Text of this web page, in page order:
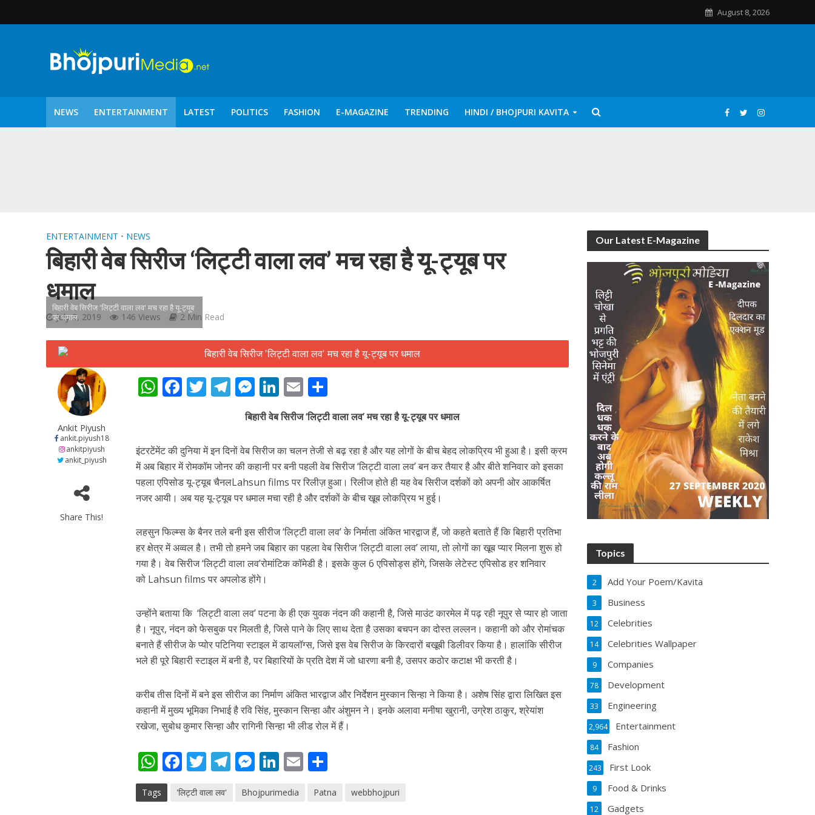
August 8, 2026
NEWS ENTERTAINMENT LATEST POLITICS FASHION E-MAGAZINE TRENDING HINDI / BHOJPURI KAVITA
शिवानी सिंह का नया बोलबम गीत तोहरे के मांगिला जानु हुआ रिलीज, दर्शकों का मिल रहा भरपूर प्यार
ENTERTAINMENT • NEWS
बिहारी वेब सिरीज ‘लिट्टी वाला लव’ मच रहा है यू-ट्यूब पर
धमाल
July 2, 2019 146 Views 2 Min Read
बिहारी वेब सिरीज 'लिट्टी वाला लव' मच रहा है यू-ट्यूब
पर धमाल
Ankit Piyush
ankit.piyush18
ankitpiyush
ankit_piyush
Share This!
W
s
A
p
p
F
b
o
o
k
T
er
T
el
gr
a
m
M
e
ss
e
n
g
er
Li
n
k
e
dI
n
E
m
ai
l
h
ar
e
बिहारी वेब सिरीज ‘लिट्टी वाला लव’ मच रहा है यू-ट्यूब पर धमाल
इंटरटेंमेंट की दुनिया में इन दिनों वेब सिरीज का चलन तेजी से बढ़ रहा है और यह लोगों के बीच बेहद लोकप्रिय भी हुआ है। इसी क्रम
में अब बिहार में रोमकॉम जोनर की कहानी पर बनी पहली वेब सिरीज ‘लिट्टी वाला लव’ बन कर तैयार है और बीते शनिवार को इसका
पहला एपिसोड यू-ट्यूब चैनलLahsun films पर रिलीज़ हुआ। रिलीज होते ही यह वेब सिरीज दर्शकों को अपनी ओर आकर्षित
नजर आयी। अब यह यू-ट्यूब पर धमाल मचा रही है और दर्शकों के बीच खूब लोकप्रिय भ हुई।
लहसुन फिल्म्स के बैनर तले बनी इस सीरीज ‘लिट्टी वाला लव’ के निर्माता अंकित भारद्वाज हैं, जो कहते बताते हैं कि बिहारी प्रतिभा
हर क्षेत्र में अव्‍वल है। तभी तो हमने जब बिहार का पहला वेब सिरीज ‘लिट्टी वाला लव’ लाया, तो लोगों का खूब प्‍यार मिलना शुरू हो
गया है। वेब सिरीज ‘लिट्टी वाला लव’रोमांटिक कॉमेडी है। इसके कुल 6 एपिसोड्स होंगे, जिसके लेटेस्‍ट एपिसोड हर शनिवार
को Lahsun films पर अपलोड होंगे।
उन्‍होंने बताया कि ‘लिट्टी वाला लव’ पटना के ही एक युवक नंदन की कहानी है, जिसे माउंट कारमेल में पढ़ रही नूपुर से प्यार हो जाता
है। नूपुर, नंदन को फेसबुक पर मिलती है, जिसे पाने के लिए साथ देता है उसका बचपन का दोस्त लल्लन। कहानी को और रोमांचक
बनाते हैं सीरीज के प्‍योर पटिनिया स्‍टाइल में डायलॉग्स, जिसे इस वेब सिरीज के किरदारों बखूबी डिलीवर किया है। हालांकि सीरीज
भले ही पूरे बिहारी स्टाइल में बनी है, पर बिहारियों के प्रति देश में जो धारणा बनी है, उसपर कठोर कटाक्ष भी करती है।
करीब तीस दिनों में बने इस सीरीज का निर्माण अंकित भारद्वाज और निर्देशन मुस्कान सिन्हा ने किया है। अशेष सिंह द्वारा लिखित इस
कहानी में मुख्य भूमिका निभाई है रवि सिंह, मुस्कान सिन्हा और अंशुमन ने। इनके अलावा मनीषा खुरानी, उग्रेश ठाकुर, श्रेयांश
रखेजा, सुबोध कुमार सिन्हा और रागिनी सिन्हा भी लीड रोल में हैं।
W
h
at
F
e
T
itt
T M
ss
Li
k
E
ai ar
Tags 'लिट्टी वाला लव' Bhojpurimedia Patna webbhojpuri
Our Latest E-Magazine
Topics
Add Your Poem/Kavita
2
Business
3
Celebrities
12
Celebrities Wallpaper
14
Companies
9
Development
78
Engineering
33
Entertainment
2,964
Fashion
84
First Look
243
Food & Drinks
9
Gadgets
12